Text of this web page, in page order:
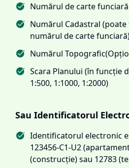
Numărul de carte
Numărul Cadastral (poate
numărul de carte
Numărul
Scara Planului (în funcție
1:500, 1:1000, 1:2000)
Sau Identificatorul
Identificatorul electronic
123456-C1-U2
(construcție) sau 12783